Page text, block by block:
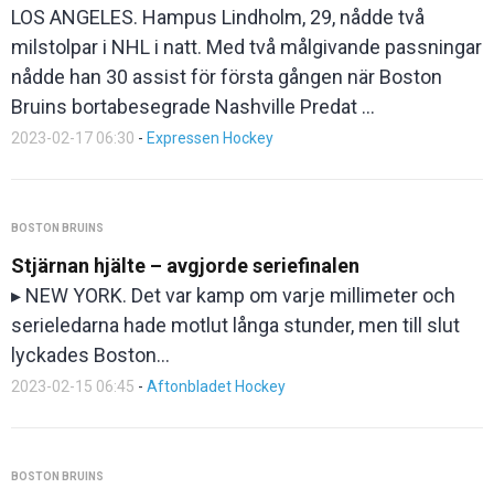
LOS ANGELES. Hampus Lindholm, 29, nådde två
milstolpar i NHL i natt. Med två målgivande passningar
nådde han 30 assist för första gången när Boston
Bruins bortabesegrade Nashville Predat ...
2023-02-17 06:30 - Expressen Hockey
BOSTON BRUINS
Stjärnan hjälte – avgjorde seriefinalen
▸ NEW YORK. Det var kamp om varje millimeter och
serieledarna hade motlut långa stunder, men till slut
lyckades Boston…
2023-02-15 06:45 - Aftonbladet Hockey
BOSTON BRUINS